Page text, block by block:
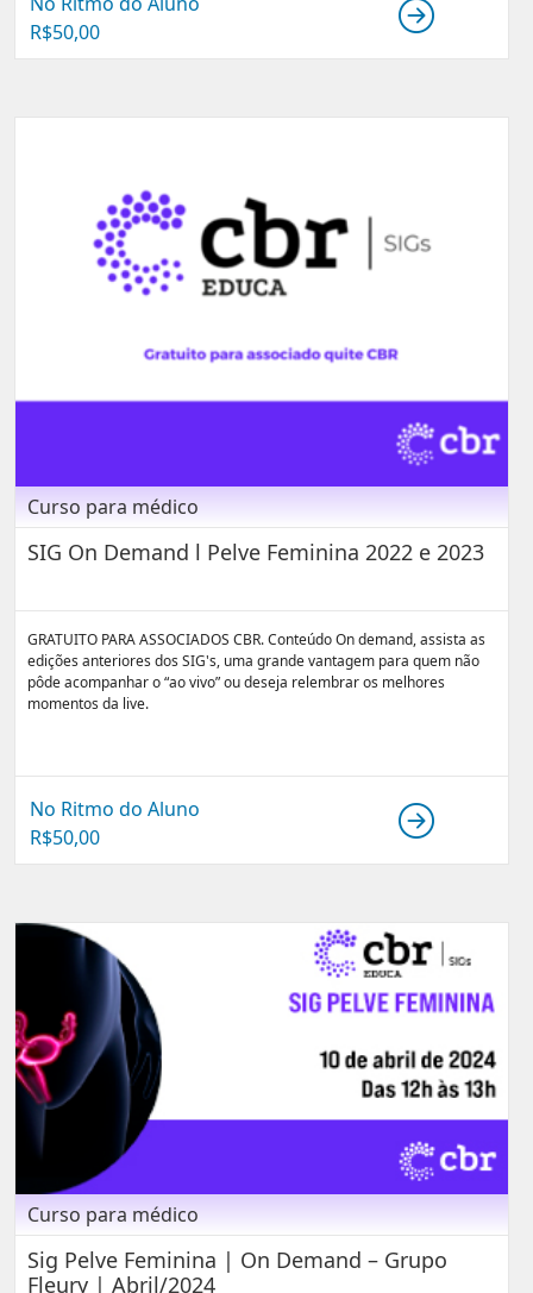
R$50,00
Curso para médico
SIG On Demand l Pelve Feminina 2022 e 2023
GRATUITO PARA ASSOCIADOS CBR. Conteúdo On demand, assista as
edições anteriores dos SIG's, uma grande vantagem para quem não
pôde acompanhar o “ao vivo” ou deseja relembrar os melhores
momentos da live.
No Ritmo do Aluno
R$50,00
Curso para médico
Sig Pelve Feminina | On Demand – Grupo
Fleury | Abril/2024